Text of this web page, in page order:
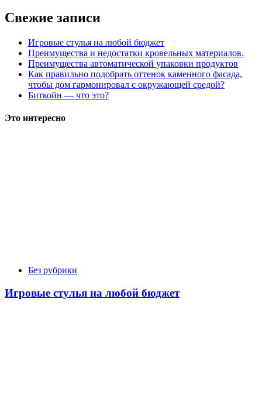
Свежие записи
Игровые стулья на любой бюджет
Преимущества и недостатки кровельных материалов.
Преимущества автоматической упаковки продуктов
Как правильно подобрать оттенок каменного фасада,
чтобы дом гармонировал с окружающей средой?
Биткойн — что это?
Это интересно
Без рубрики
Игровые стулья на любой бюджет